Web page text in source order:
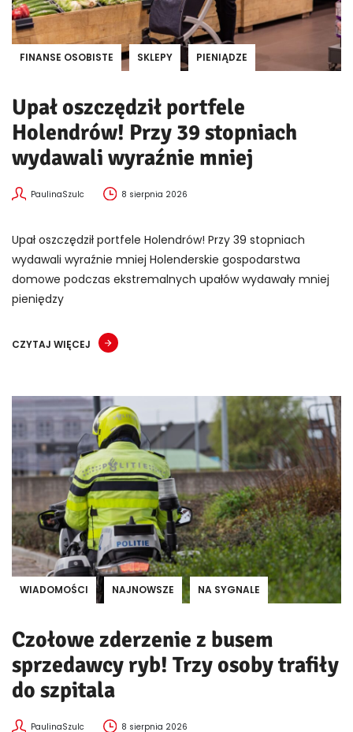
FINANSE OSOBISTE SKLEPY PIENIĄDZE
Upał oszczędził portfele
Holendrów! Przy 39 stopniach
wydawali wyraźnie mniej
PaulinaSzulc 8 sierpnia 2026
Upał oszczędził portfele Holendrów! Przy 39 stopniach
wydawali wyraźnie mniej Holenderskie gospodarstwa
domowe podczas ekstremalnych upałów wydawały mniej
pieniędzy
CZYTAJ WIĘCEJ
WIADOMOŚCI NAJNOWSZE NA SYGNALE
Czołowe zderzenie z busem
sprzedawcy ryb! Trzy osoby trafiły
do szpitala
PaulinaSzulc 8 sierpnia 2026